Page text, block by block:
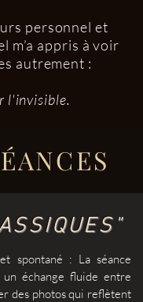
personnel et
m’a appris à voir
autrement :
l'invisible.
spontané : La séance
échange fluide entre
des photos qui reflètent